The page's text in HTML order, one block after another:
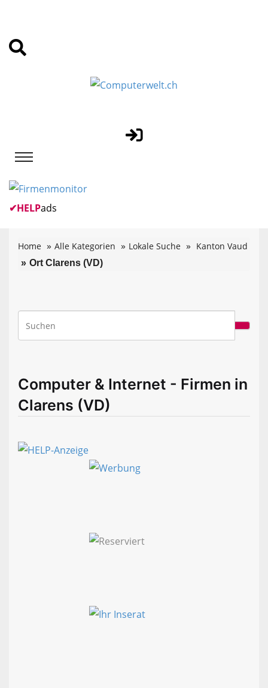
✔HELPads
Home Alle Kategorien Lokale Suche Kanton Vaud
Ort Clarens (VD)
Computer & Internet - Firmen in
Clarens (VD)